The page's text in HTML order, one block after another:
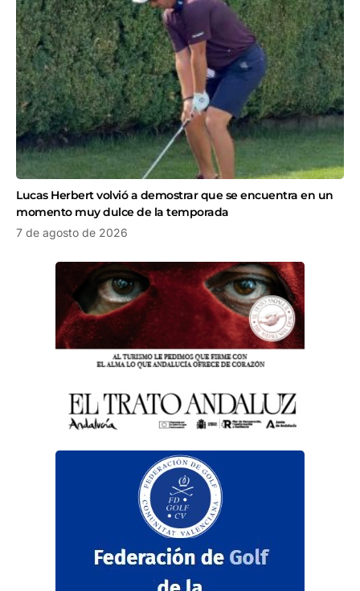
Lucas Herbert volvió a demostrar que se encuentra en un
momento muy dulce de la temporada
7 de agosto de 2026